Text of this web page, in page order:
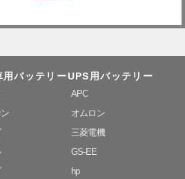
用バッテリー UPS用バッテリー
APC
オムロン
三菱電機
GS-EE
hp